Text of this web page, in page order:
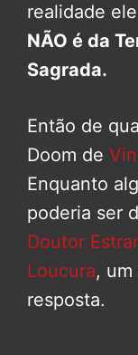
realidade
NÃO é da
Sagrada.
Então de
Doom de
Enquanto
poderia ser
Doutor
Loucura,
resposta.